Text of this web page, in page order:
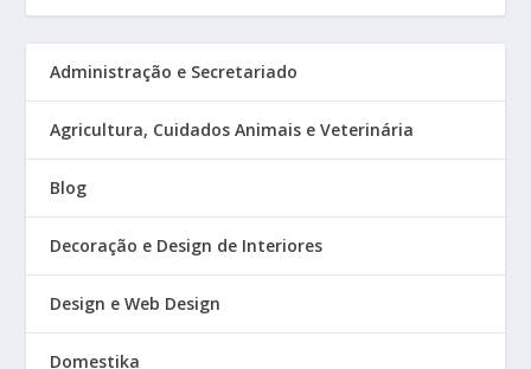
Administração e Secretariado
Agricultura, Cuidados Animais e Veterinária
Blog
Decoração e Design de Interiores
Design e Web Design
Domestika